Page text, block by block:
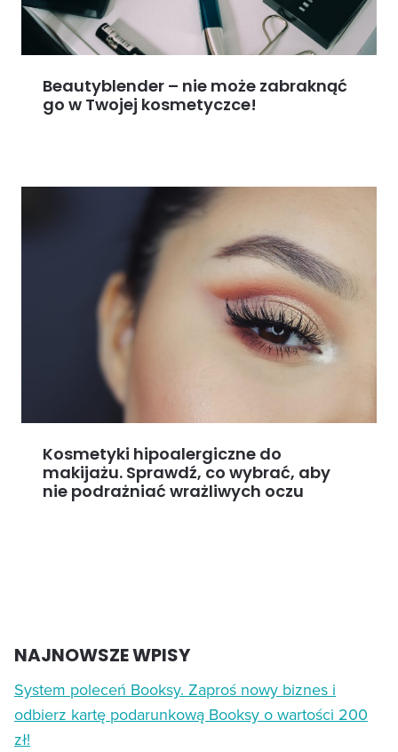
Beautyblender – nie może zabraknąć
go w Twojej kosmetyczce!
Kosmetyki hipoalergiczne do
makijażu. Sprawdź, co wybrać, aby
nie podrażniać wrażliwych oczu
NAJNOWSZE WPISY
System poleceń Booksy. Zaproś nowy biznes i
odbierz kartę podarunkową Booksy o wartości 200
zł!